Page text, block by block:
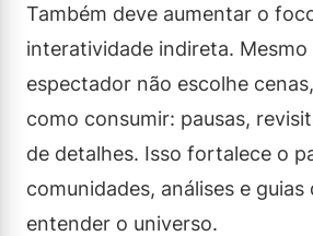
Também deve aumentar o
interatividade indireta. Mesmo
espectador não escolhe
como consumir: pausas,
de detalhes. Isso fortalece o
comunidades, análises e guias
entender o universo.